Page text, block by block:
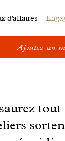
d'affaires
Ajoutez un